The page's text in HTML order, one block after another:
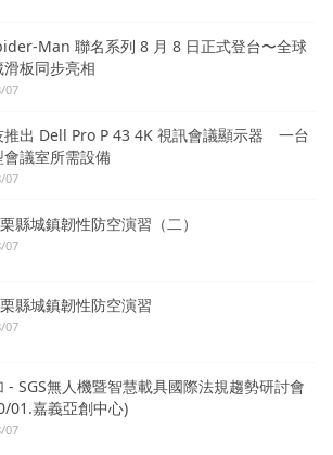
Man 聯名系列 8 月 8 日正式登台〜全球
板同步亮相
07
推出 Dell Pro P 43 4K 視訊會議顯示器 一台
議室所需設備
07
縣城鎮韌性防空演習（二）
07
縣城鎮韌性防空演習
07
- SGS無人機暨智慧載具國際法規趨勢研討會
01.嘉義亞創中心)
07